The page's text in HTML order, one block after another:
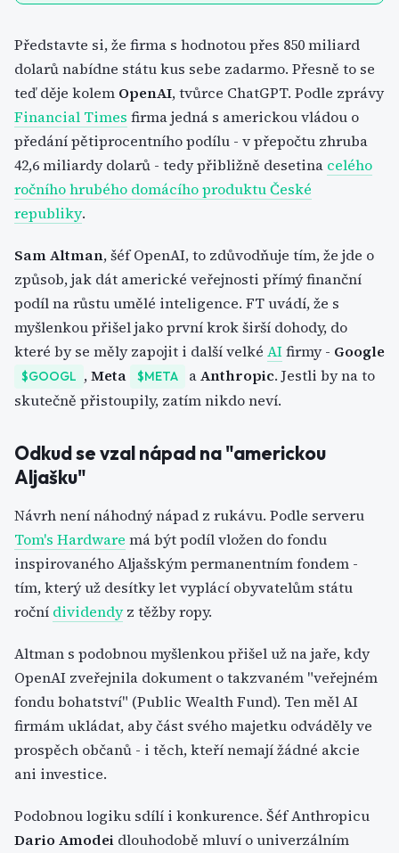
Představte si, že firma s hodnotou přes 850 miliard
dolarů nabídne státu kus sebe zadarmo. Přesně to se
teď děje kolem OpenAI, tvůrce ChatGPT. Podle zprávy
Financial Times firma jedná s americkou vládou o
předání pětiprocentního podílu - v přepočtu zhruba
42,6 miliardy dolarů - tedy přibližně desetina celého
ročního hrubého domácího produktu České
republiky.
Sam Altman, šéf OpenAI, to zdůvodňuje tím, že jde o
způsob, jak dát americké veřejnosti přímý finanční
podíl na růstu umělé inteligence. FT uvádí, že s
myšlenkou přišel jako první krok širší dohody, do
které by se měly zapojit i další velké AIfirmy - Google
$GOOGL ,Meta $META aAnthropic. Jestli by na to
skutečně přistoupily, zatím nikdo neví.
Odkud se vzal nápad na "americkou
Aljašku"
Návrh není náhodný nápad z rukávu. Podle serveru
Tom's Hardware má být podíl vložen do fondu
inspirovaného Aljašským permanentním fondem -
tím, který už desítky let vyplácí obyvatelům státu
roční dividendyz těžby ropy.
Altman s podobnou myšlenkou přišel už na jaře, kdy
OpenAI zveřejnila dokument o takzvaném "veřejném
fondu bohatství" (Public Wealth Fund). Ten měl AI
firmám ukládat, aby část svého majetku odváděly ve
prospěch občanů - i těch, kteří nemají žádné akcie
ani investice.
Podobnou logiku sdílí i konkurence. Šéf Anthropicu
Dario Amodei dlouhodobě mluví o univerzálním